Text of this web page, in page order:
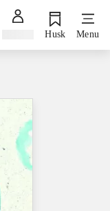
Husk Menu